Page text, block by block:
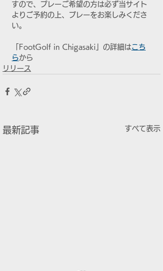
すので、プレーご希望の方は必ず当サイト
よりご予約の上、プレーをお楽しみくださ
い。
「FootGolf in Chigasaki」の詳細はこち
らから
リリース
最新記事 すべて表示